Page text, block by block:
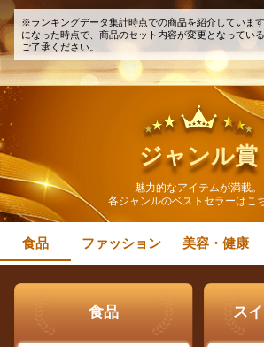
※ランキングデータ集計時点での商品を紹介していま
になった時点で、商品のセット内容が変更となってい
ご了承ください。
ジャンル賞
魅力的なアイテムが満載。
各ジャンルのベストセラーはこ
食品 ファッション 美容・健康
食品 ス